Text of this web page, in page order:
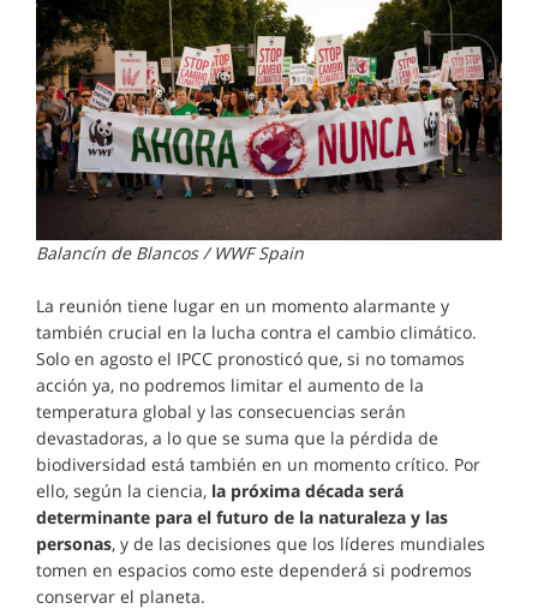
Balancín de Blancos / WWF Spain
La reunión tiene lugar en un momento alarmante y
también crucial en la lucha contra el cambio climático.
Solo en agosto el IPCC pronosticó que, si no tomamos
acción ya, no podremos limitar el aumento de la
temperatura global y las consecuencias serán
devastadoras, a lo que se suma que la pérdida de
biodiversidad está también en un momento crítico. Por
ello, según la ciencia, la próxima década será
determinante para el futuro de la naturaleza y las
personas, y de las decisiones que los líderes mundiales
tomen en espacios como este dependerá si podremos
conservar el planeta.